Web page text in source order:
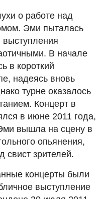
о работе над
Эми пыталась
выступления
В начале
в короткий
надеясь вновь
турне оказалось
Концерт в
в июне 2011 года,
вышла на сцену в
опьянения,
свист зрителей.
концерты были
выступление